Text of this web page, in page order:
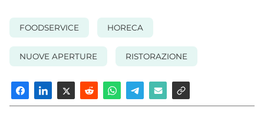
FOODSERVICE HORECA
NUOVE APERTURE RISTORAZIONE